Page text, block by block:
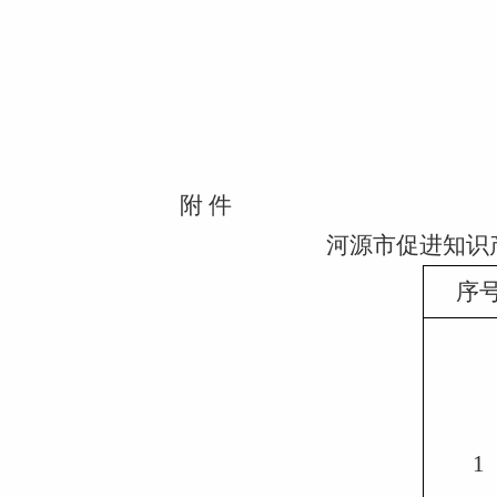
附 件
河源市促进知
序
1